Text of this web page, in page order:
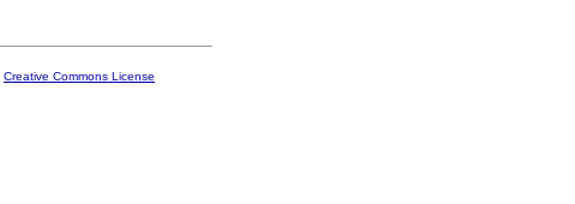
Creative Commons License